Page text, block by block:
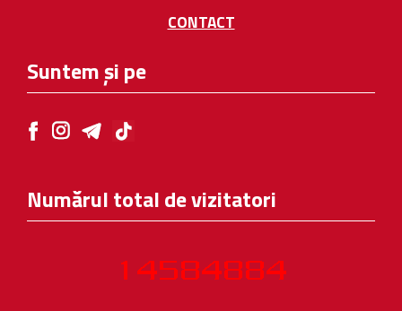
CONTACT
Suntem și pe
Numărul total de vizitatori